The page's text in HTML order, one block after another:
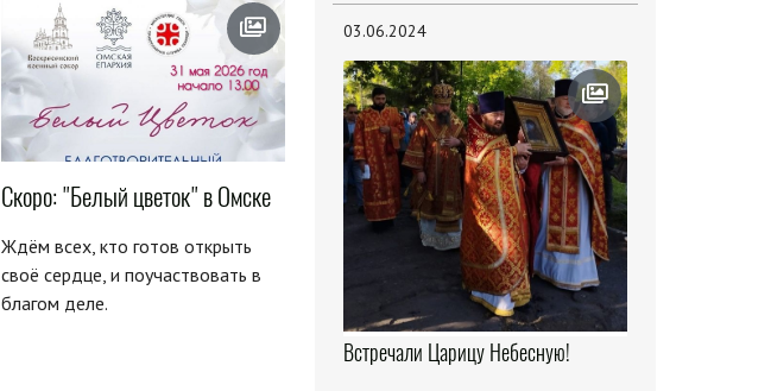
Скоро: "Белый цветок" в Омске
Ждём всех, кто готов открыть
своё сердце, и поучаствовать в
благом деле.
03.06.2024
Встречали Царицу Небесную!